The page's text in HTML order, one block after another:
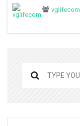
vglifecom